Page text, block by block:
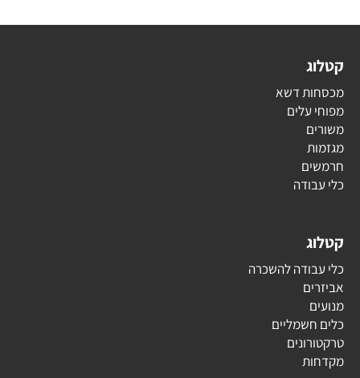
קטלוג
מכסחות דשא
מפוחי עלים
משורים
מגזמות
חרמשים
כלי עבודה
קטלוג
כלי עבודה להשכרה
אביזרים
מנועים
כלים חשמליים
טרקטורונים
מקדחות